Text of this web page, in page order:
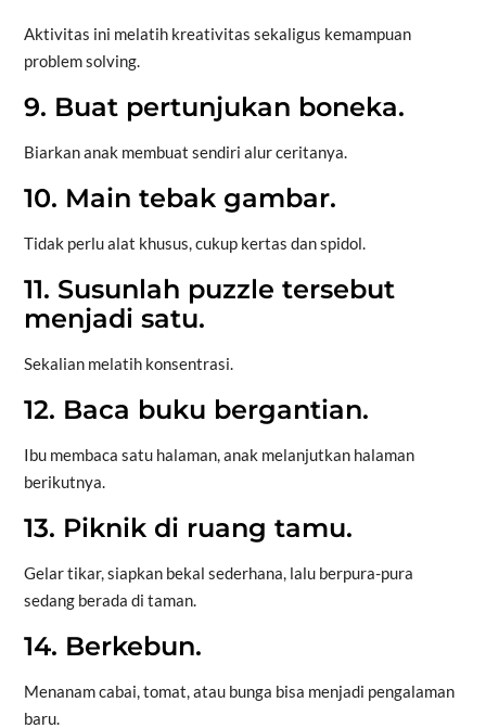
Aktivitas ini melatih kreativitas sekaligus kemampuan
problem solving.
9. Buat pertunjukan boneka.
Biarkan anak membuat sendiri alur ceritanya.
10. Main tebak gambar.
Tidak perlu alat khusus, cukup kertas dan spidol.
11. Susunlah puzzle tersebut
menjadi satu.
Sekalian melatih konsentrasi.
12. Baca buku bergantian.
Ibu membaca satu halaman, anak melanjutkan halaman
berikutnya.
13. Piknik di ruang tamu.
Gelar tikar, siapkan bekal sederhana, lalu berpura-pura
sedang berada di taman.
14. Berkebun.
Menanam cabai, tomat, atau bunga bisa menjadi pengalaman
baru.